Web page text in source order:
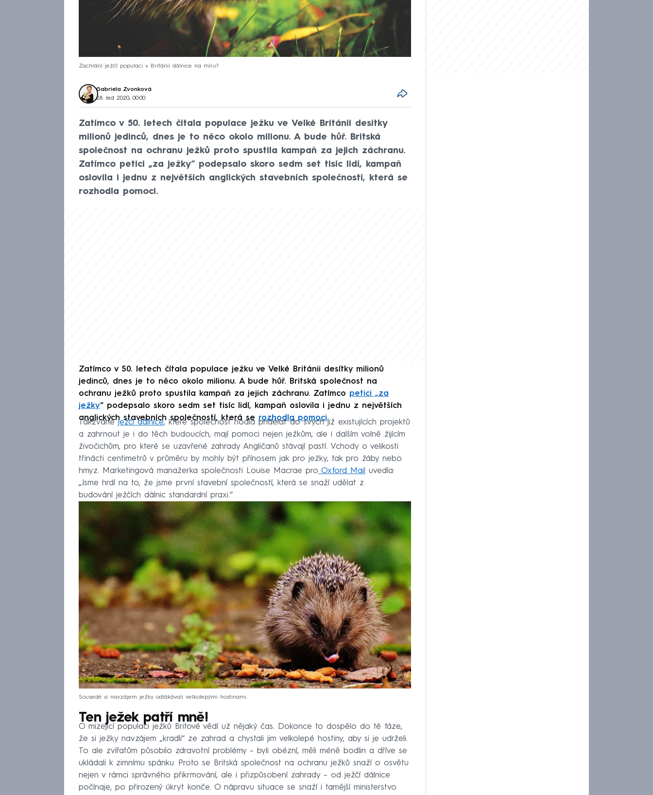
Zachrání ježčí populaci v Británii dálnice na míru?
Gabriela Zvonková
28. led 2020, 00:00
Zatímco v 50. letech čítala populace ježku ve Velké Británii desítky
milionů jedinců, dnes je to něco okolo milionu. A bude hůř. Britská
společnost na ochranu ježků proto spustila kampaň za jejich záchranu.
Zatímco petici „za ježky“ podepsalo skoro sedm set tisíc lidí, kampaň
oslovila i jednu z největších anglických stavebních společností, která se
rozhodla pomoci.
Zatímco v 50. letech čítala populace ježku ve Velké Británii desítky milionů
jedinců, dnes je to něco okolo milionu. A bude hůř. Britská společnost na
ochranu ježků proto spustila kampaň za jejich záchranu. Zatímco petici „za
ježky“ podepsalo skoro sedm set tisíc lidí, kampaň oslovila i jednu z největších
anglických stavebních společností, která se rozhodla pomoci.
Takzvanéježčí dálnice, které společnost hodlá přidělat do svých již existujících projektů
a zahrnout je i do těch budoucích, mají pomoci nejen ježkům, ale i dalším volně žijícím
živočichům, pro které se uzavřené zahrady Angličanů stávají pastí. Vchody o velikosti
třinácti centimetrů v průměru by mohly být přínosem jak pro ježky, tak pro žáby nebo
hmyz. Marketingová manažerka společnosti Louise Macrae pro Oxford Mail
uvedla:
„Jsme hrdí na to, že jsme první stavební společností, která se snaží udělat z
budování ježčích dálnic standardní praxi.“
Sousedé si navzájem ježky odlákávali velkolepými hostinami.
Ten ježek patří mně!
O mizející populaci ježků Britové vědí už nějaký čas. Dokonce to dospělo do té fáze,
že si ježky navzájem „kradli“ ze zahrad a chystali jim velkolepé hostiny, aby si je udrželi.
To ale zvířatům působilo zdravotní problémy – byli obézní, měli méně bodlin a dříve se
ukládali k zimnímu spánku. Proto se Britská společnost na ochranu ježků snaží o osvětu
nejen v rámci správného přikrmování, ale i přizpůsobení zahrady – od ježčí dálnice
počínaje, po přirozený úkryt konče. O nápravu situace se snaží i tamější ministerstvo